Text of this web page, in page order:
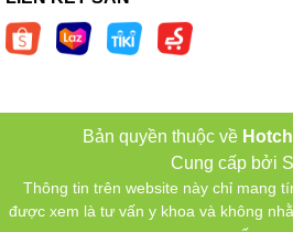
Bản quyền thuộc về
Cung cấp bởi
Thông tin trên website này chỉ mang
được xem là tư vấn y khoa và không